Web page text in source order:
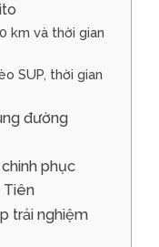
km và thời gian
SUP, thời gian
đường
phục
Tiên
trải nghiệm